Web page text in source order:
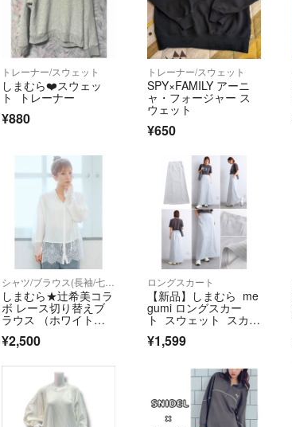
トレーナー/スウェット
しまむら❤️スウェッ
ト トレーナー
¥880
トレーナー/スウェット
SPY×FAMILY アーニ
ャ・フォージャー ス
ウェット
¥650
シャツ/ブラウス(長袖/七分)
しまむら★辻希美コラ
ボ レース切り替えブ
ラウス （ホワイト
ム
¥2,500
ロングスカート
【新品】しまむら me
gumi ロングスカー
ト スウェット スカー
¥1,599